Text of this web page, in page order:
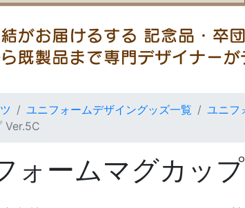
ユニフォームデザイングッズ一覧
ユニフ
Ver.5C
ォームマグカッ